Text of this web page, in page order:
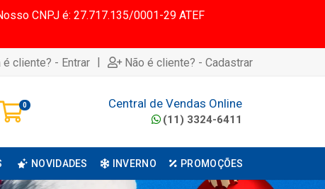
CNPJ é: 27.717.135/0001-29 ATEF
é cliente? - Entrar | Não é cliente? - Cadastrar
0 Central de Vendas Online
(11) 3324-6411
NOVIDADES INVERNO PROMOÇÕES